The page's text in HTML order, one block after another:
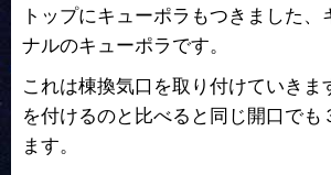
トップにキューポラもつきました
ナルのキューポラです。
これは棟換気口を取り付けていきま
を付けるのと比べると同じ開口でも
ます。